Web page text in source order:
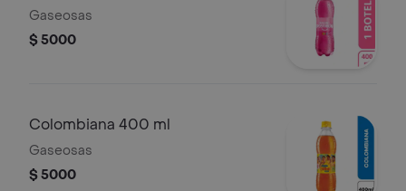
Gaseosas
$ 5000
Colombiana 400 ml
Gaseosas
$ 5000